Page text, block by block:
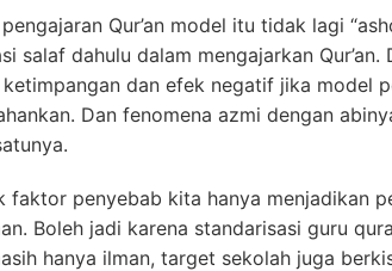
Qur’an model itu tidak lagi
salaf dahulu dalam mengajarkan
dan efek negatif jika model
Dan fenomena azmi dengan
faktor penyebab kita hanya menjadikan
Boleh jadi karena standarisasi guru
hanya ilman, target sekolah juga